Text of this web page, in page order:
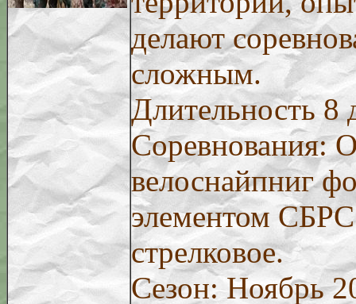
делают
сложным.
Длительность 8
Соревнования:
велоснайпниг
элементом
стрелковое.
Сезон: Ноябрь